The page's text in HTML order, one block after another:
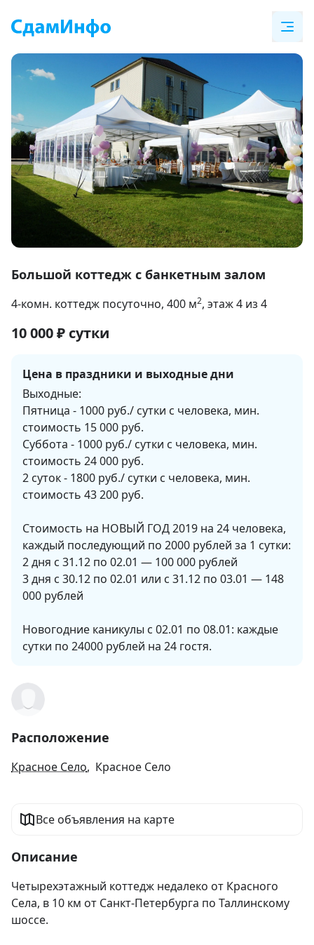
1
15
Большой коттедж с банкетным залом
4-комн. коттедж посуточно, 400 м2, этаж 4 из 4
10 000₽ сутки
Цена в праздники и выходные дни
Выходные:
Пятница - 1000 руб./ сутки с человека, мин.
стоимость 15 000 руб.
Суббота - 1000 руб./ сутки с человека, мин.
стоимость 24 000 руб.
2 суток - 1800 руб./ сутки с человека, мин.
стоимость 43 200 руб.
Стоимость на НОВЫЙ ГОД 2019 на 24 человека,
каждый последующий по 2000 рублей за 1 сутки:
2 дня с 31.12 по 02.01 — 100 000 рублей
3 дня с 30.12 по 02.01 или с 31.12 по 03.01 — 148
000 рублей
Новогодние каникулы с 02.01 по 08.01: каждые
сутки по 24000 рублей на 24 гостя.
Расположение
Красное Село, Красное Село
Все объявления на карте
Описание
Четырехэтажный коттедж недалеко от Красного
Села, в 10 км от Санкт-Петербурга по Таллинскому
шоссе.